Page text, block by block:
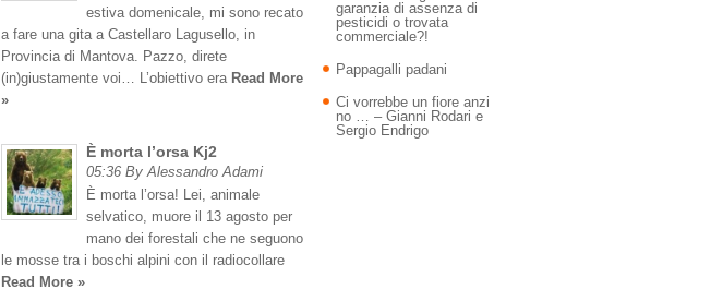
estiva domenicale, mi sono recato
a fare una gita a Castellaro Lagusello, in
Provincia di Mantova. Pazzo, direte
(in)giustamente voi… L’obiettivo era Read More
»
È morta l’orsa Kj2
05:36 By Alessandro Adami
È morta l’orsa! Lei, animale
selvatico, muore il 13 agosto per
mano dei forestali che ne seguono
le mosse tra i boschi alpini con il radiocollare
Read More »
garanzia di assenza di
pesticidi o trovata
commerciale?!
Pappagalli padani
Ci vorrebbe un fiore anzi
no … – Gianni Rodari e
Sergio Endrigo